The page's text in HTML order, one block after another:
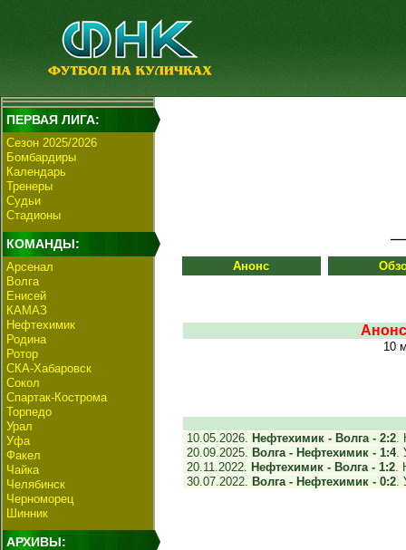
ПЕРВАЯ ЛИГА:
Сезон 2025/2026
Бомбардиры
Календарь
Тренеры
Судьи
Стадионы
КОМАНДЫ:
Арсенал
Волга
Енисей
КАМАЗ
Нефтехимик
Родина
Ротор
СКА-Хабаровск
Сокол
Спартак-Кострома
Торпедо
Урал
Уфа
Факел
Чайка
Челябинск
Черноморец
Шинник
АРХИВЫ:
Анонс
10
10.05.2026. Нефтехимик - Волга - 2:2.
20.09.2025. Волга - Нефтехимик - 1:4.
20.11.2022. Нефтехимик - Волга - 1:2.
30.07.2022. Волга - Нефтехимик - 0:2.